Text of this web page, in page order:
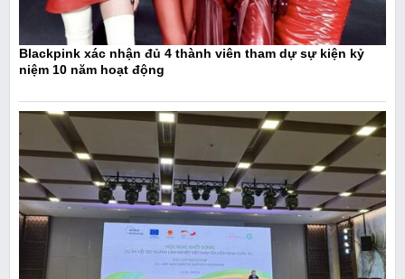
Blackpink xác nhận đủ 4 thành viên tham dự sự kiện kỷ
niệm 10 năm hoạt động